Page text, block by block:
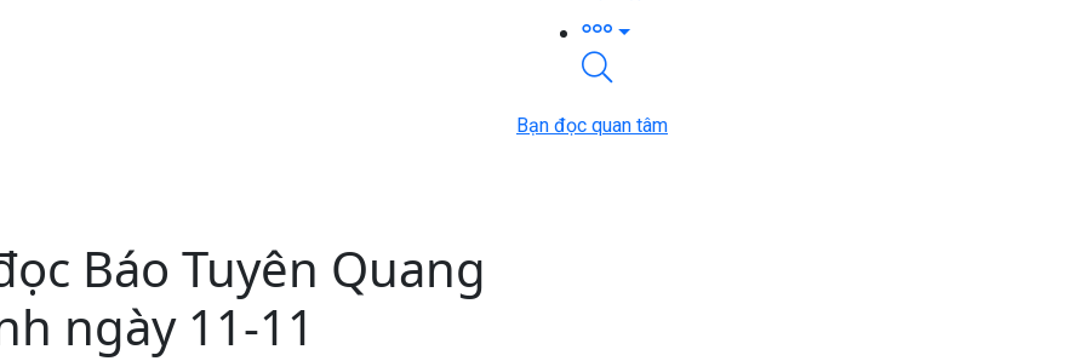
Báo Tuyên Quang
ngày 11-11
Bạn đọc quan tâm